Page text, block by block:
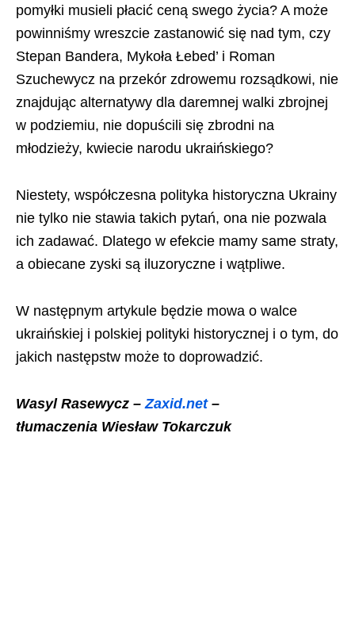
pomyłki musieli płacić ceną swego życia? A może
powinniśmy wreszcie zastanowić się nad tym, czy
Stepan Bandera, Mykoła Łebed’ i Roman
Szuchewycz na przekór zdrowemu rozsądkowi, nie
znajdując alternatywy dla daremnej walki zbrojnej
w podziemiu, nie dopuścili się zbrodni na
młodzieży, kwiecie narodu ukraińskiego?
Niestety, współczesna polityka historyczna Ukrainy
nie tylko nie stawia takich pytań, ona nie pozwala
ich zadawać. Dlatego w efekcie mamy same straty,
a obiecane zyski są iluzoryczne i wątpliwe.
W następnym artykule będzie mowa o walce
ukraińskiej i polskiej polityki historycznej i o tym, do
jakich następstw może to doprowadzić.
Wasyl Rasewycz –Zaxid.net–
tłumaczenia Wiesław Tokarczuk